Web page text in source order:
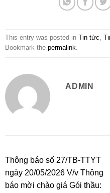
This entry was posted in Tin tức,
Bookmark the permalink.
ADMIN
Thông báo số 27/TB-TTYT
ngày 20/05/2026 V/v Thông
báo mời chào giá Gói thầu: